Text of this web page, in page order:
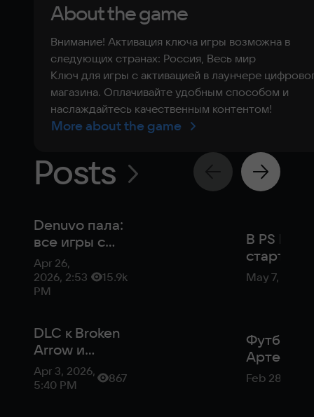
About the game
Внимание! Активация ключа игры возможна в
следующих странах: Россия, Весь мир
Ключ для игры с активацией в лаунчере
магазина. Оплачивайте удобным способом и
наслаждайтесь качественным контентом!
More about the game
Posts
Denuvo пала:
все игры с
защитой
взломали
Apr 26,
2026, 2:53
PM
15.9k
DLC к Broken
Arrow и
блокировки
РКН: новости
Apr 3, 2026,
5:40 PM
867
В PS Plus
раздача
May 7, 2024
Артем
Feb 28, 2024